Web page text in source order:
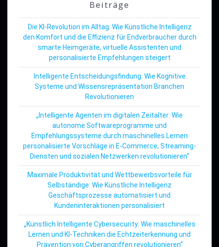
Beiträge
Die KI-Revolution im Alltag: Wie Künstliche Intelligenz
den Komfort und die Effizienz für Endverbraucher durch
smarte Heimgeräte, virtuelle Assistenten und
personalisierte Empfehlungen steigert
Intelligente Entscheidungsfindung: Wie Kognitive
Systeme und Wissensrepräsentation Branchen
Revolutionieren
„Intelligente Agenten im digitalen Zeitalter: Wie
autonome Softwareprogramme und
Empfehlungssysteme durch maschinelles Lernen
personalisierte Vorschläge in E-Commerce, Streaming-
Diensten und sozialen Netzwerken revolutionieren“
Maximale Produktivität und Wettbewerbsvorteile für
Selbständige: Wie Künstliche Intelligenz
Geschäftsprozesse automatisiert und
Kundeninteraktionen personalisiert
„Künstlich Intelligente Cybersecurity: Wie maschinelles
Lernen und KI-Techniken die Echtzeiterkennung und
Prävention von Cyberangriffen revolutionieren“